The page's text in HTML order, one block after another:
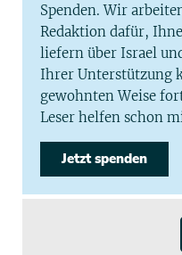
Spenden. Wir
Redaktion dafür,
liefern über Israel
Ihrer Unterstützung
gewohnten Weise
Leser helfen schon
Jetzt spenden